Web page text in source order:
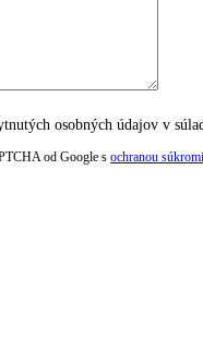
osobných údajov v
od Google s ochranou